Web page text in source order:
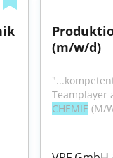
(m/w/d)
CHEMIE (M/